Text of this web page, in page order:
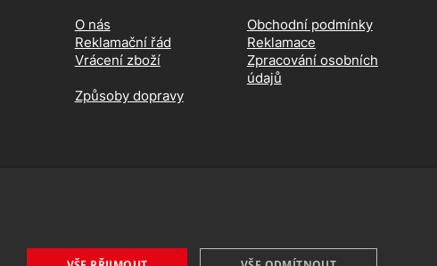
O nás
Obchodní podmínky
Reklamační řád
Reklamace
Vrácení zboží
Zpracování osobních
údajů
Způsoby dopravy